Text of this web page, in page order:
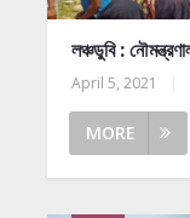
লঞ্চডুবি :
April 5, 2021
MORE